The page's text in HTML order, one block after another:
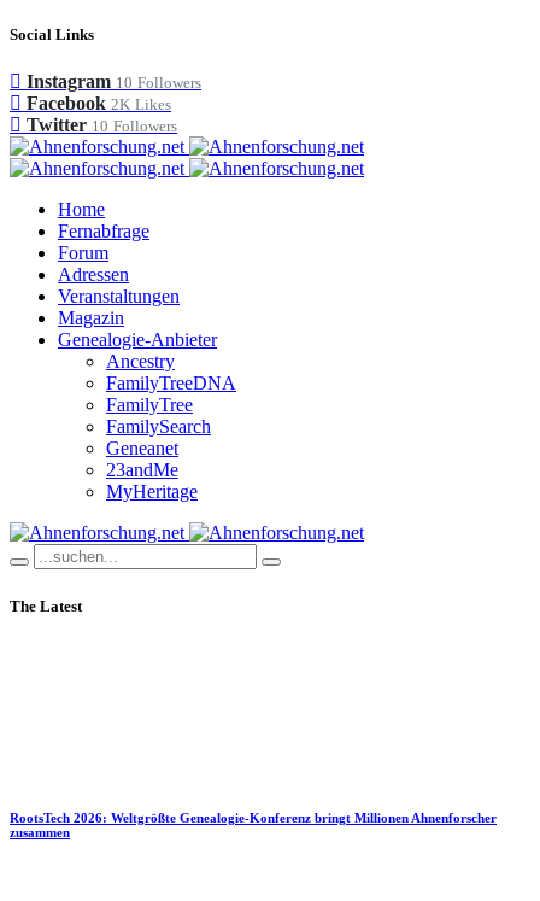
Social Links
Instagram 10 Followers
Facebook 2K Likes
Twitter 10 Followers
Home
Fernabfrage
Forum
Adressen
Veranstaltungen
Magazin
Genealogie-Anbieter
Ancestry
FamilyTreeDNA
FamilyTree
FamilySearch
Geneanet
23andMe
MyHeritage
The Latest
RootsTech 2026: Weltgrößte Genealogie-Konferenz bringt Millionen Ahnenforscher
zusammen